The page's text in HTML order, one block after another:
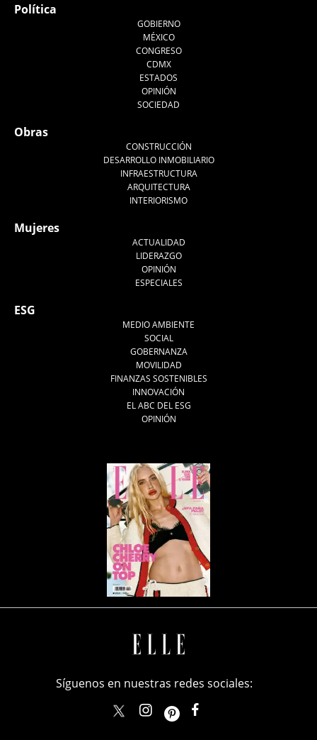
Política
GOBIERNO
MÉXICO
CONGRESO
CDMX
ESTADOS
OPINIÓN
SOCIEDAD
Obras
CONSTRUCCIÓN
DESARROLLO INMOBILIARIO
INFRAESTRUCTURA
ARQUITECTURA
INTERIORISMO
Mujeres
ACTUALIDAD
LIDERAZGO
OPINIÓN
ESPECIALES
ESG
MEDIO AMBIENTE
SOCIAL
GOBERNANZA
MOVILIDAD
FINANZAS SOSTENIBLES
INNOVACIÓN
EL ABC DEL ESG
OPINIÓN
Síguenos en nuestras redes sociales:
elle_mexicoellemexico